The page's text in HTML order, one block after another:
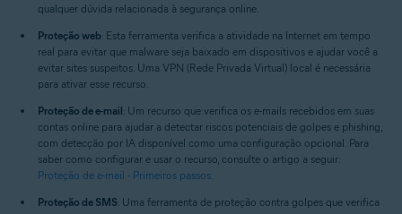
qualquer dúvida relacionada à segurança online.
Proteção web: Esta ferramenta verifica a atividade na Internet em tempo
real para evitar que malware seja baixado em dispositivos e ajudar você a
evitar sites suspeitos. Uma VPN (Rede Privada Virtual) local é necessária
para ativar esse recurso.
Proteção de e-mail: Um recurso que verifica os e-mails recebidos em suas
contas online para ajudar a detectar riscos potenciais de golpes e phishing,
com detecção por IA disponível como uma configuração opcional. Para
saber como configurar e usar o recurso, consulte o artigo a seguir:
Proteção de e-mail - Primeiros passos
Proteção de SMS: Uma ferramenta de proteção contra golpes que verifica